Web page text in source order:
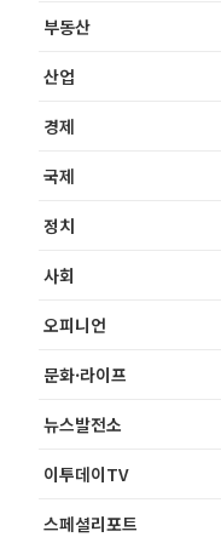
부동산
산업
경제
국제
정치
사회
오피니언
문화·라이프
뉴스발전소
이투데이TV
스페셜리포트